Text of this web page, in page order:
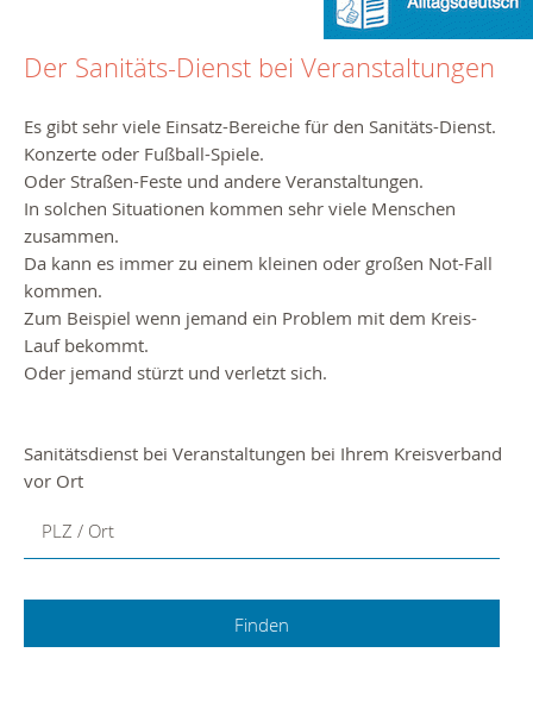
Der Sanitäts-Dienst bei Veranstaltungen
Es gibt sehr viele Einsatz-Bereiche für den Sanitäts-Dienst.
Konzerte oder Fußball-Spiele.
Oder Straßen-Feste und andere Veranstaltungen.
In solchen Situationen kommen sehr viele Menschen
zusammen.
Da kann es immer zu einem kleinen oder großen Not-Fall
kommen.
Zum Beispiel wenn jemand ein Problem mit dem Kreis-
Lauf bekommt.
Oder jemand stürzt und verletzt sich.
Sanitätsdienst bei Veranstaltungen bei Ihrem Kreisverband
vor Ort
PLZ / Ort